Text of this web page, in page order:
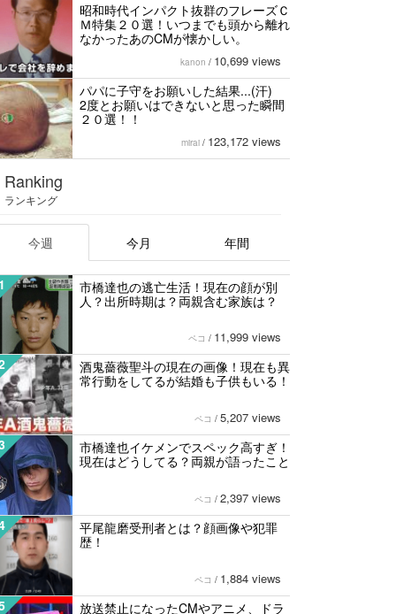
昭和時代インパクト抜群のフレーズＣ
Ｍ特集２０選！いつまでも頭から離れ
なかったあのCMが懐かしい。
kanon / 10,699 views
パパに子守をお願いした結果...(汗)
2度とお願いはできないと思った瞬間
２０選！！
mirai / 123,172 views
Ranking
ランキング
今週 今月 年間
市橋達也の逃亡生活！現在の顔が別
人？出所時期は？両親含む家族は？
ペコ / 11,999 views
酒鬼薔薇聖斗の現在の画像！現在も異
常行動をしてるが結婚も子供もいる！
ペコ / 5,207 views
市橋達也イケメンでスペック高すぎ！
現在はどうしてる？両親が語ったこと
ペコ / 2,397 views
平尾龍磨受刑者とは？顔画像や犯罪
歴！
ペコ / 1,884 views
放送禁止になったCMやアニメ、ドラ